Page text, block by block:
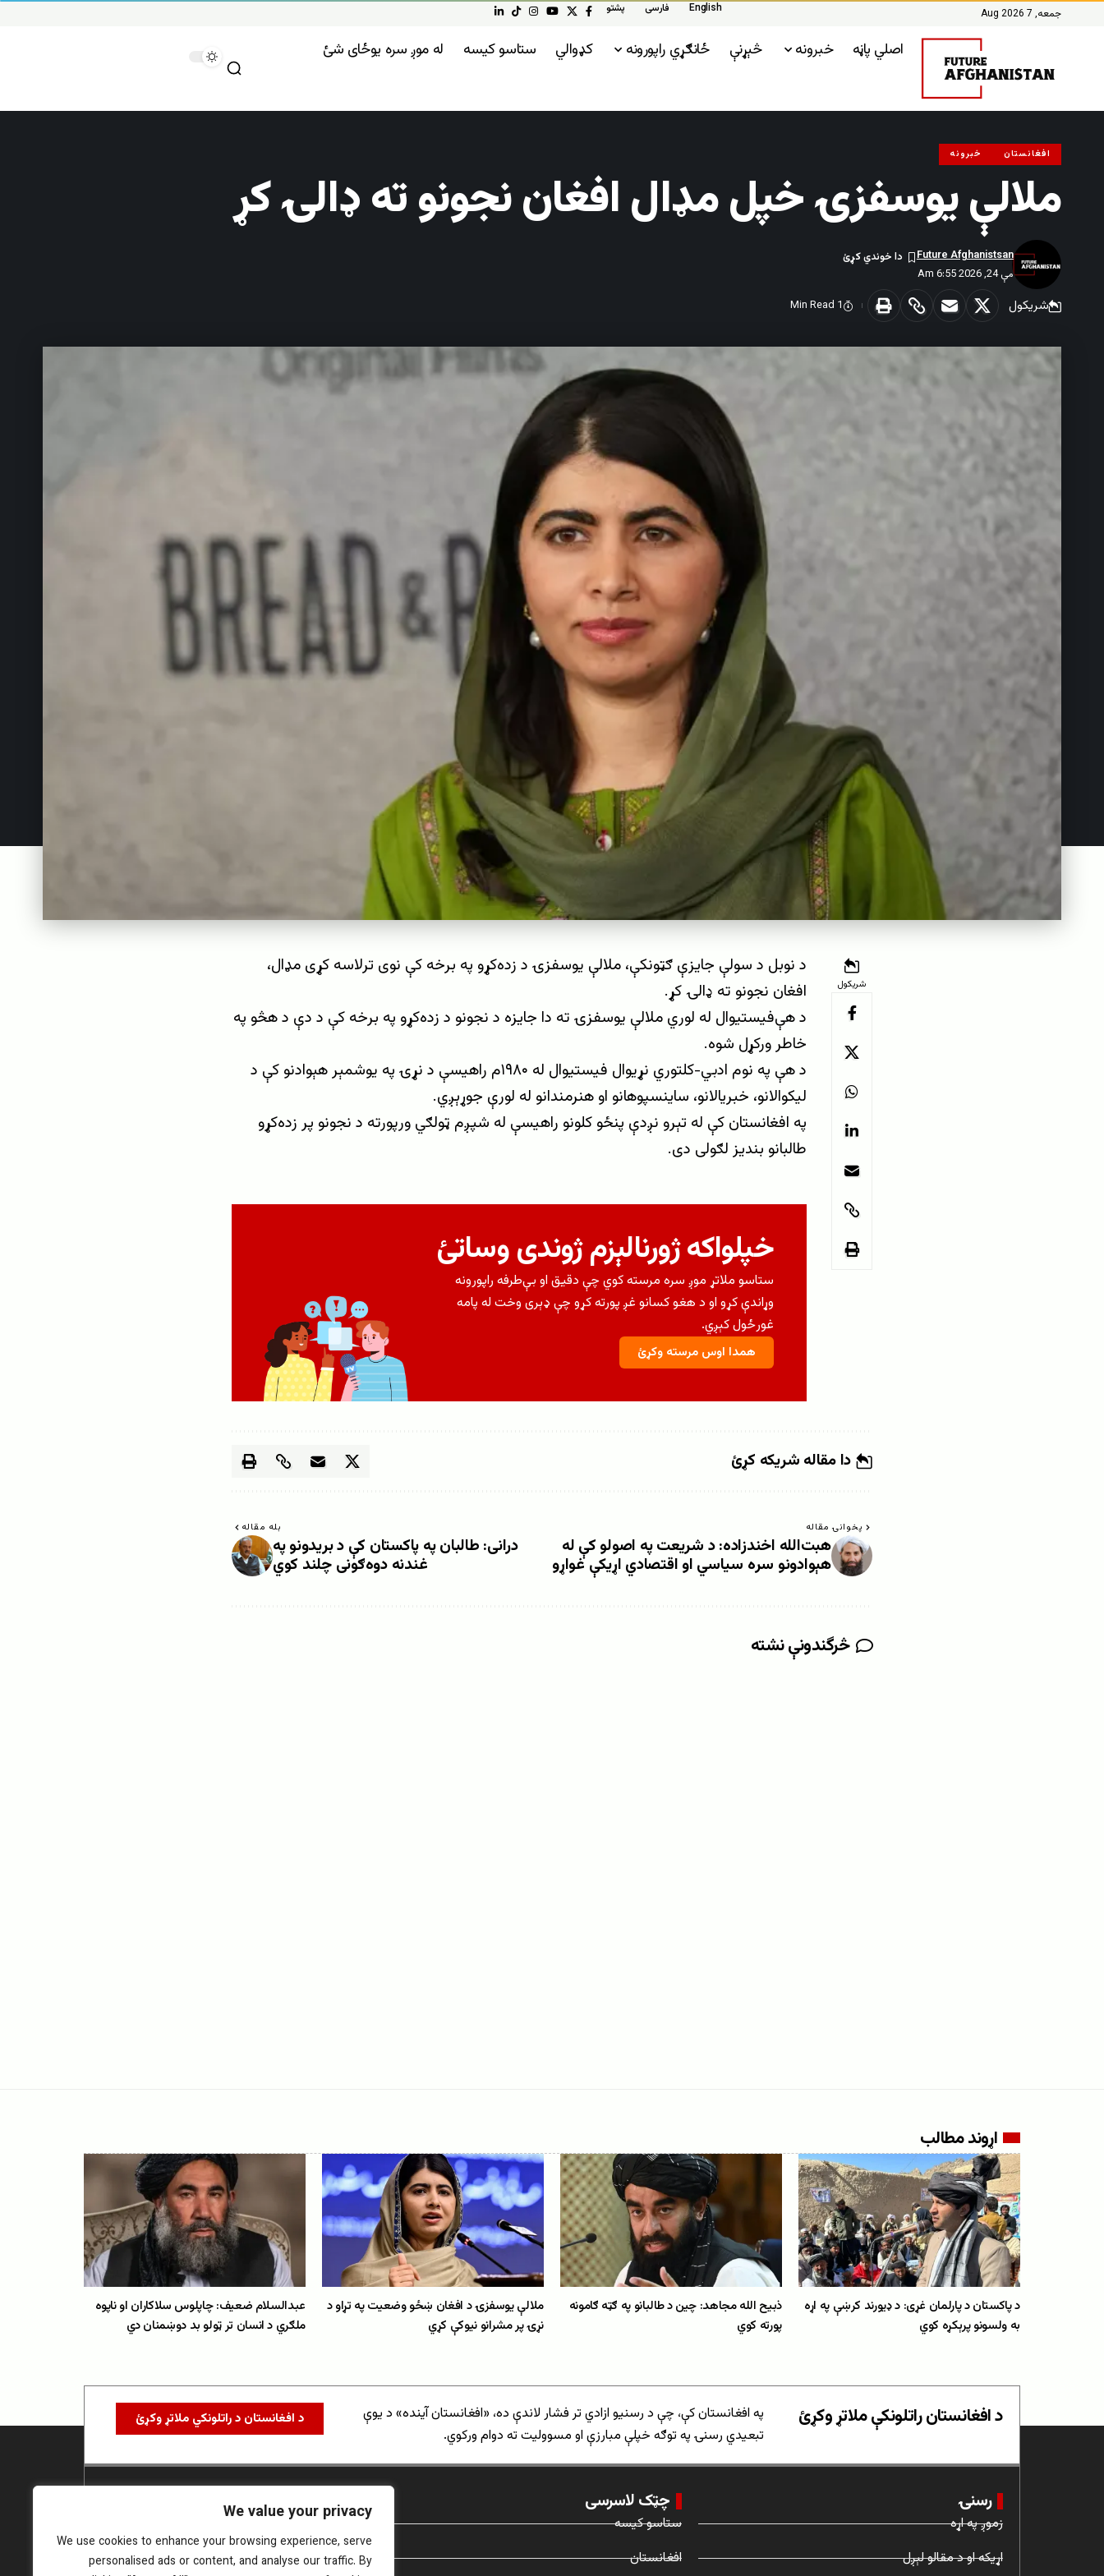
We value your privacy
We use cookies to enhance your browsing experience, serve
personalised ads or content, and analyse our traffic. By
جمعه, 7 Aug 2026 English فارسی پشتو
اصلي پاڼه خبرونه څېړنې ځانګړي راپورونه کډوالي ستاسو کیسه له موږ سره یوځای شئ
افغانستان خبرونه
ملالې یوسفزۍ خپل مډال افغان نجونو ته ډالۍ کړ
مې 24, 2026 6:55 Am
Future Afghanistsan
شریکول 1 Min Read
شریکول
د نوبل د سولې جایزې ګټونکې، ملالې یوسفزۍ د زده‌کړو په برخه کې نوی ترلاسه کړی مډال،
افغان نجونو ته ډالۍ کړ.
د هې‌فیستیوال له لوري ملالې یوسفزۍ ته دا جایزه د نجونو د زده‌کړو په برخه کې د دې د هڅو په
خاطر ورکړل شوه.
د هې په نوم ادبي-کلتوري نړیوال فیستیوال له ۱۹۸۰م راهیسې د نړۍ په یوشمېر هېوادنو کې د
لیکوالانو، خبریالانو، ساینسپوهانو او هنرمندانو له لورې جوړېږي.
په افغانستان کې له تېرو نږدې پنځو کلونو راهیسې له شپږم ټولګي ورپورته د نجونو پر زده‌کړو
طالبانو بندیز لګولی دی.
خپلواکه ژورنالېزم ژوندی وساتئ
ستاسو ملاتړ موږ سره مرسته کوي چې دقیق او بې‌طرفه راپورونه
وړاندې کړو او د هغو کسانو غږ پورته کړو چې ډېری وخت له پامه
غورځول کېږي.
همدا اوس مرسته وکړئ
دا مقاله شریکه کړئ
پخوانۍ مقاله
هبت‌الله اخندزاده: د شریعت په اصولو کې له
هېوادونو سره سیاسي او اقتصادي اړیکې غواړو
بله مقاله
درانی: طالبان په پاکستان کې د بریدونو په
غندنه دوه‌ګونی چلند کوي
څرگندونې نشته
اړوند مطالب
د پاکستان د پارلمان غړی: د ډیورند کرښې په اړه
به ولسونو پرېکړه کوي
ذبیح الله مجاهد: چین د طالبانو په ګټه ګامونه
پورته کوي
ملالې یوسفزۍ د افغان ښځو وضعیت په تړاو د
نړۍ پر مشرانو نیوکې کړي
عبدالسلام ضعیف: چاپلوس سلاکاران او ناپوه
ملګري د انسان تر ټولو بد دوښمنان دي
د افغانستان راتلونکې ملاتړ وکړئ
په افغانستان کې، چې د رسنیو ازادي تر فشار لاندې ده، «افغانستان آینده» د یوې
تبعیدي رسنۍ په توګه خپلې مبارزې او مسوولیت ته دوام ورکوي.
د افغانستان د راتلونکي ملاتړ وکړئ
رسنۍ
زموږ په اړه
اړیکه او د مقالو لېږل
چټک لاسرسی
ستاسو کیسه
افغانستان